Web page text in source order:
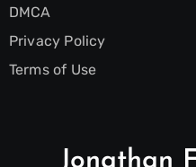
DMCA
Privacy Policy
Terms of Use
Jonathan